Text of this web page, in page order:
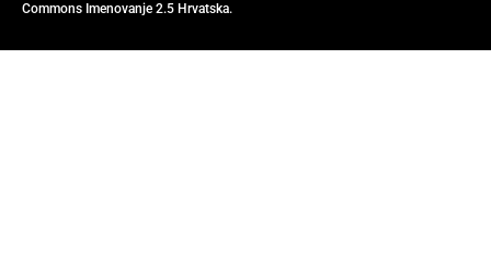
Commons Imenovanje 2.5 Hrvatska.